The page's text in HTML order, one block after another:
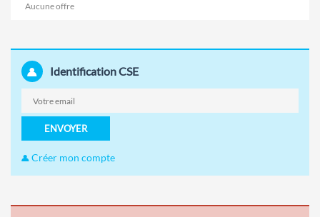
Aucune offre
Identification CSE
ENVOYER
Créer mon compte